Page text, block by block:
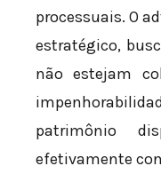
processuais. O
estratégico,
não estejam
patrimônio
efetivamente